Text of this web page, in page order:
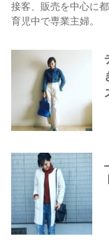
接客、販売を中心に
育児中で専業主婦。